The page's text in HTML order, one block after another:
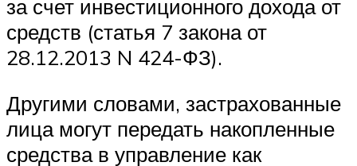
за счет инвестиционного дохода от
средств (статья 7 закона от
28.12.2013 N 424-ФЗ).
Другими словами, застрахованные
лица могут передать накопленные
средства в управление как